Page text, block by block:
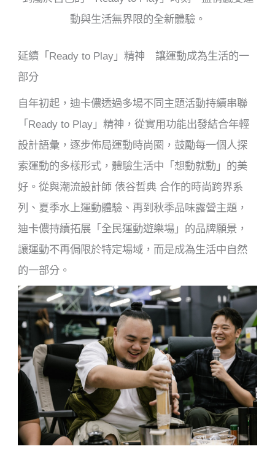
動與生活無界限的全新體驗。
延續「 Ready to Play 」精神 讓運動成為生活的一
部分
自年初起，迪卡儂透過多場不同主題活動持續串聯
「Ready to Play 」精神，從實用功能出發結合年輕
設計語彙，逐步佈局運動時尚圈，鼓勵每一個人探
索運動的多樣形式，體驗生活中「想動就動」的美
好。從與潮流設計師 俵谷哲典 合作的時尚跨界系
列、夏季水上運動體驗、再到秋季品味露營主題，
迪卡儂持續拓展「全民運動遊樂場」的品牌願景，
讓運動不再侷限於特定場域，而是成為生活中自然
的一部分。